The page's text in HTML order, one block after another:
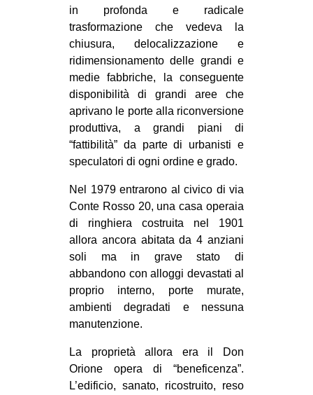
SPORT POPOLARE
AMBIENTE
ANTIFASCISMO
DIRITTO ALL’ABITARE
GENERI
MIGRAZIONI
REPRESSIONE
STUDENTI
CULTURE
ARTE
CINEMA
MANIFESTI
MUSICA
RECENSIONI
in profonda e radicale
trasformazione che vedeva la
chiusura, delocalizzazione e
ridimensionamento delle grandi e
medie fabbriche, la conseguente
disponibilità di grandi aree che
aprivano le porte alla riconversione
produttiva, a grandi piani di
“fattibilità” da parte di urbanisti e
speculatori di ogni ordine e grado.
Nel 1979 entrarono al civico di via
Conte Rosso 20, una casa operaia
di ringhiera costruita nel 1901
allora ancora abitata da 4 anziani
soli ma in grave stato di
abbandono con alloggi devastati al
proprio interno, porte murate,
ambienti degradati e nessuna
manutenzione.
La proprietà allora era il Don
Orione opera di “beneficenza”.
L’edificio, sanato, ricostruito, reso